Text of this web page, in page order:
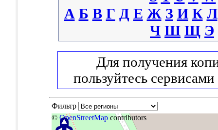
А Б В Г Д Е Ж З И К Л
Ч Ш Щ Э
Для получения
пользуйтесь сервисами
Фильтр
© OpenStreetMap contributors